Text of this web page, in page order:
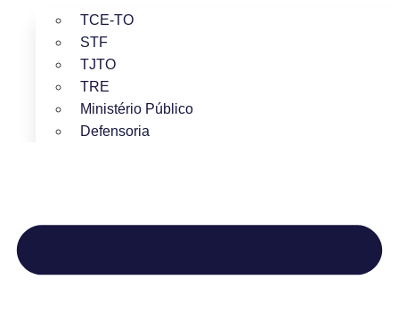
TCE-TO
STF
TJTO
TRE
Ministério Público
Defensoria